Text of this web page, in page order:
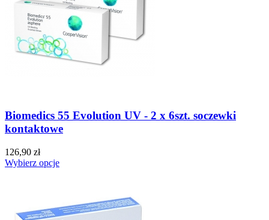
Biomedics 55 Evolution UV - 2 x 6szt. soczewki
kontaktowe
126,90 zł
Wybierz opcje